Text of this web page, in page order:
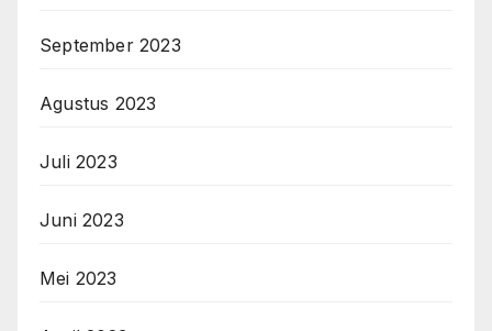
September 2023
Agustus 2023
Juli 2023
Juni 2023
Mei 2023